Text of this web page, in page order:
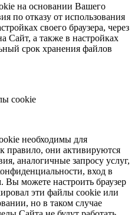
на основании Вашего
по отказу от использования
своего браузера, через
Сайт, а также в настройках
срок хранения файлов
cookie
необходимы для
правило, они активируются
аналогичные запросу услуг,
вход в
Вы можете настроить браузер
эти файлы cookie или
но в таком случае